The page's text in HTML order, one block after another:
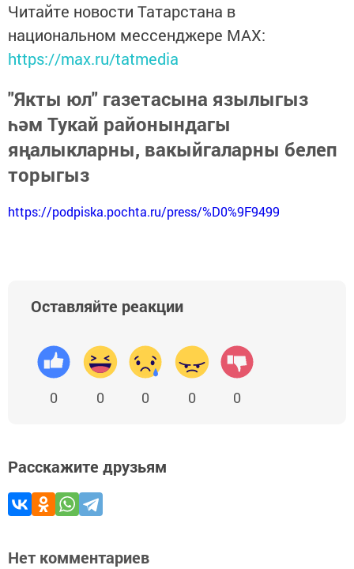
Читайте новости Татарстана в
национальном мессенджере MАХ:
https://max.ru/tatmedia
"Якты юл" газетасына язылыгыз
һәм Тукай районындагы
яңалыкларны, вакыйгаларны белеп
торыгыз
https://podpiska.pochta.ru/press/%D0%9F9499
Оставляйте реакции
0 0 0 0 0
Расскажите друзьям
Нет комментариев